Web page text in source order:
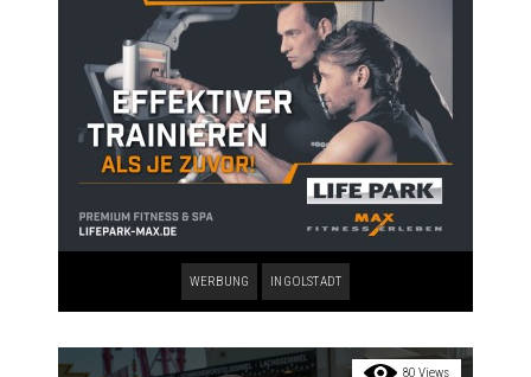
WERBUNG INGOLSTADT
80 Views